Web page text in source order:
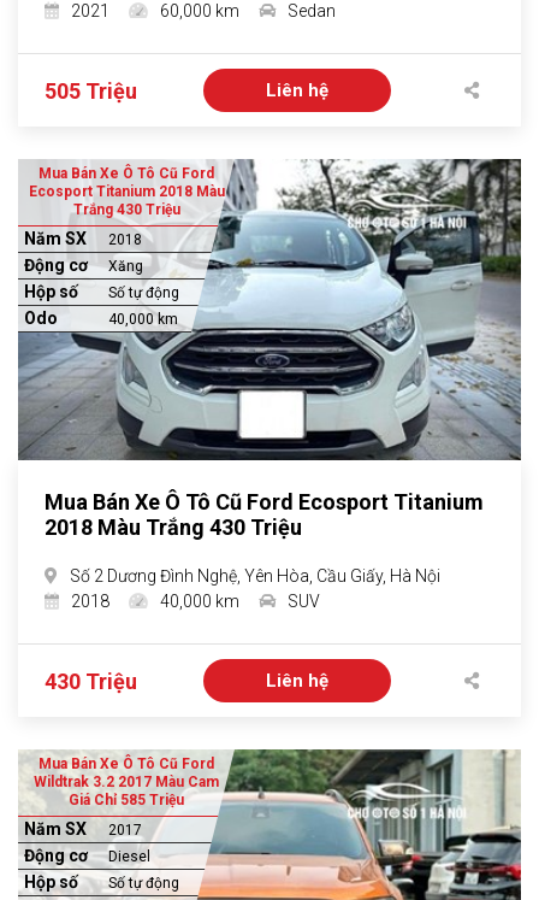
2021
60,000 km Sedan
505 Triệu Liên hệ
Mua Bán Xe Ô Tô Cũ Ford
Ecosport Titanium 2018 Màu
Trắng 430 Triệu
Năm SX 2018
Động cơ Xăng
Hộp số Số tự động
Odo 40,000 km
Mua Bán Xe Ô Tô Cũ Ford Ecosport Titanium
2018 Màu Trắng 430 Triệu
Số 2 Dương Đình Nghệ, Yên Hòa, Cầu Giấy, Hà Nội
2018
40,000 km SUV
430 Triệu Liên hệ
Mua Bán Xe Ô Tô Cũ Ford
Wildtrak 3.2 2017 Màu Cam
Giá Chỉ 585 Triệu
Năm SX 2017
Động cơ Diesel
Hộp số Số tự động